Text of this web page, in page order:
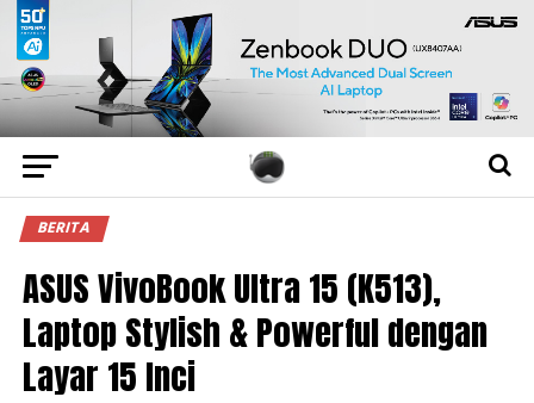
BERITA
ASUS VivoBook Ultra 15 (K513),
Laptop Stylish & Powerful dengan
Layar 15 Inci